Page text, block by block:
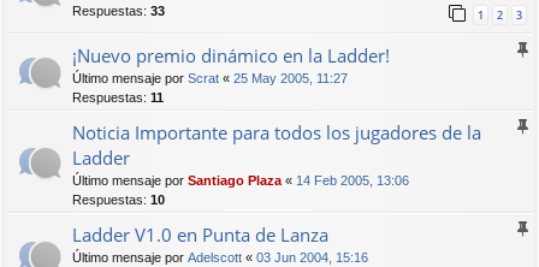
Respuestas: 33 1 2 3
¡Nuevo premio dinámico en la Ladder!
Último mensaje por Scrat « 25 May 2005, 11:27
Respuestas: 11
Noticia Importante para todos los jugadores de la
Ladder
Último mensaje por Santiago Plaza « 14 Feb 2005, 13:06
Respuestas: 10
Ladder V1.0 en Punta de Lanza
Último mensaje por Adelscott « 03 Jun 2004, 15:16